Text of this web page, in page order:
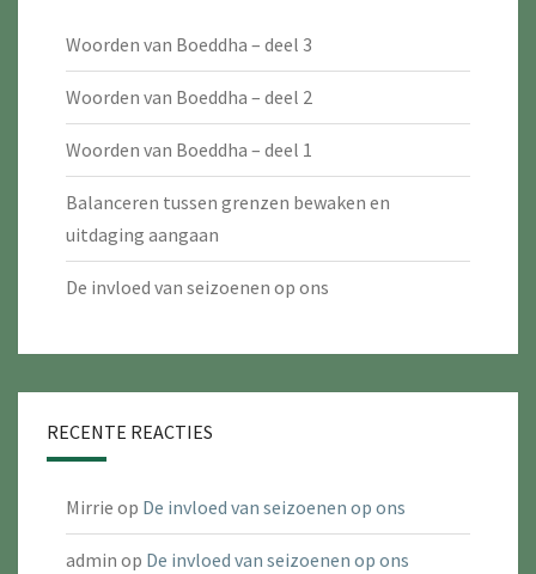
Woorden van Boeddha – deel 3
Woorden van Boeddha – deel 2
Woorden van Boeddha – deel 1
Balanceren tussen grenzen bewaken en
uitdaging aangaan
De invloed van seizoenen op ons
RECENTE REACTIES
Mirrie op De invloed van seizoenen op ons
admin op De invloed van seizoenen op ons